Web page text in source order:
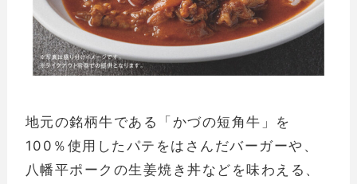
地元の銘柄牛である「かづの短角牛」を
100％使用したパテをはさんだバーガーや、
八幡平ポークの生姜焼き丼などを味わえる、